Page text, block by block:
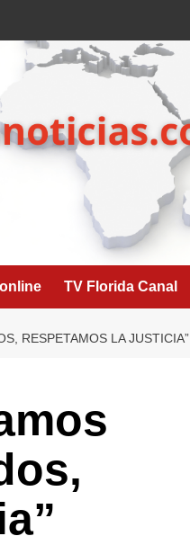
TV Florida Canal
RESPETAMOS LA JUSTICIA”